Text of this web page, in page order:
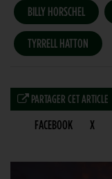
BILLY HORSCHEL
TYRRELL HATTON
PARTAGER CET ARTICLE
FACEBOOK X